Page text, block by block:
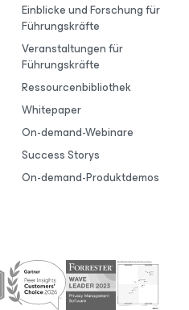
Einblicke und Forschung für
Führungskräfte
Veranstaltungen für
Führungskräfte
Ressourcenbibliothek
Whitepaper
On-demand-Webinare
Success Storys
On-demand-Produktdemos